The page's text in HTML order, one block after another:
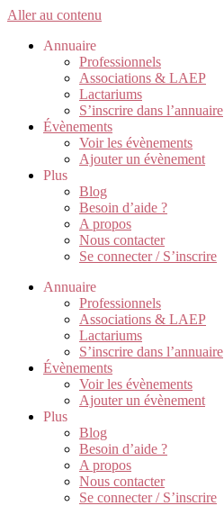
Aller au contenu
Annuaire
Professionnels
Associations & LAEP
Lactariums
S’inscrire dans l’annuaire
Évènements
Voir les évènements
Ajouter un évènement
Plus
Blog
Besoin d’aide ?
A propos
Nous contacter
Se connecter / S’inscrire
Annuaire
Professionnels
Associations & LAEP
Lactariums
S’inscrire dans l’annuaire
Évènements
Voir les évènements
Ajouter un évènement
Plus
Blog
Besoin d’aide ?
A propos
Nous contacter
Se connecter / S’inscrire